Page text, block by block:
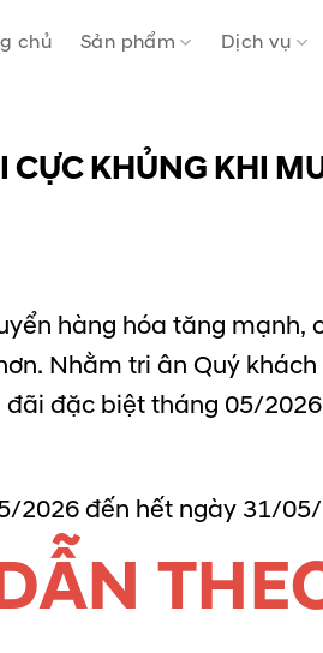
chủ Sản phẩm Dịch vụ
CỰC KHỦNG KHI
hàng hóa tăng mạnh,
Nhằm tri ân Quý
đặc biệt tháng 05/
2026 đến hết ngày 31/